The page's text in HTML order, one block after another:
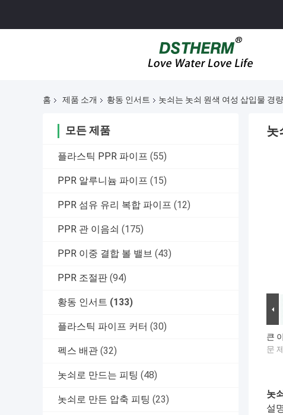
홈 제품 소개 황동 인서트 놋쇠는 놋쇠 원색 여성 삽입물 경
모든 제품
플라스틱 PPR 파이프 (55)
PPR 알루니늄 파이프 (15)
PPR 섬유 유리 복합 파이프 (12)
PPR 관 이음쇠 (175)
PPR 이중 결합 볼 밸브 (43)
PPR 조절판 (94)
황동 인서트 (133)
플라스틱 파이프 커터 (30)
펙스 배관 (32)
놋쇠로 만드는 피팅 (48)
놋쇠로 만든 압축 피팅 (23)
놋
큰
문
놋
설